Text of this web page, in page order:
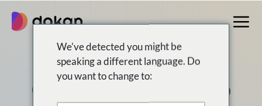
contenido
Cree un mercado
We've detected you might be
speaking a different language. Do
you want to change to: